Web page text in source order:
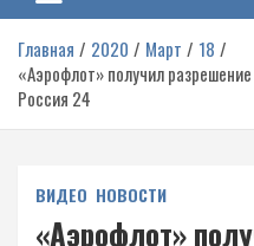
Главная 2020 Март
18
«Аэрофлот» получил
Россия 24
ВИДЕО НОВОСТИ
«Аэрофлот»